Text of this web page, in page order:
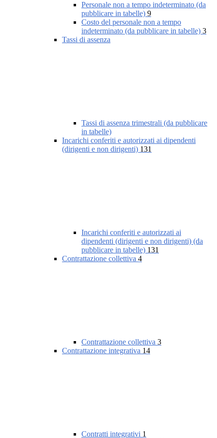
Personale non a tempo indeterminato (da
pubblicare in tabelle) 9
Costo del personale non a tempo
indeterminato (da pubblicare in tabelle) 3
Tassi di assenza
Tassi di assenza trimestrali (da pubblicare
in tabelle)
Incarichi conferiti e autorizzati ai dipendenti
(dirigenti e non dirigenti) 131
Incarichi conferiti e autorizzati ai
dipendenti (dirigenti e non dirigenti) (da
pubblicare in tabelle) 131
Contrattazione collettiva 4
Contrattazione collettiva 3
Contrattazione integrativa 14
Contratti integrativi 1